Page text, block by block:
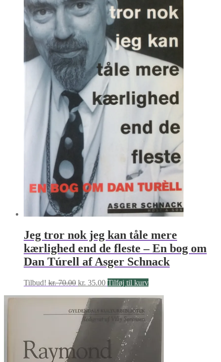
Jeg tror nok jeg kan tåle mere
kærlighed end de fleste – En bog om
Dan Túrell af Asger Schnack
Tilbud! kr.70.00 Den
pris
var:
kr. 70.00.
kr. 35.00Den
pris
er:
kr. 35.00.
Tilføj til kurv